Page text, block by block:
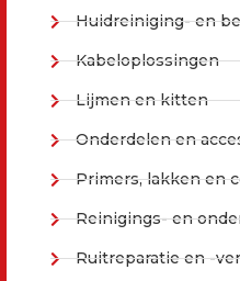
Huidreiniging- en
Kabeloplossingen
Lijmen en kitten
Onderdelen en
Primers, lakken en
Reinigings- en
Ruitreparatie en -